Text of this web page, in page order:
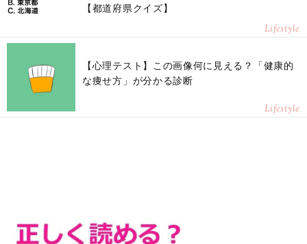
【都道府県クイズ】
Lifestyle
【心理テスト】この画像何に見える？「健康的
な痩せ方」が分かる診断
Lifestyle